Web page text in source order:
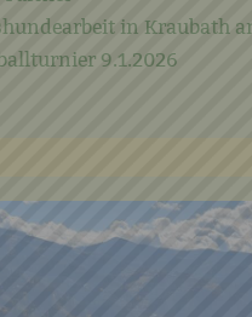
in Kraubath
9.1.2026